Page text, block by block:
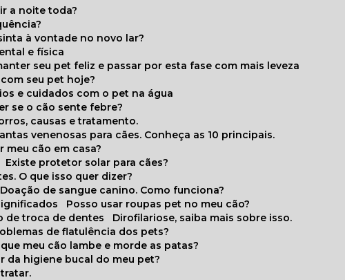
a noite toda?
à vontade no novo lar?
e física
seu pet feliz e passar por esta fase com mais leveza
com seu pet hoje?
e cuidados com o pet na água
se o cão sente febre?
causas e tratamento.
venenosas para cães. Conheça as 10 principais.
meu cão em casa?
Existe protetor solar para cães?
O que isso quer dizer?
Doação de sangue canino. Como funciona?
Posso usar roupas pet no meu cão?
de troca de dentes
Dirofilariose, saiba mais sobre isso.
de flatulência dos pets?
que meu cão lambe e morde as patas?
da higiene bucal do meu pet?